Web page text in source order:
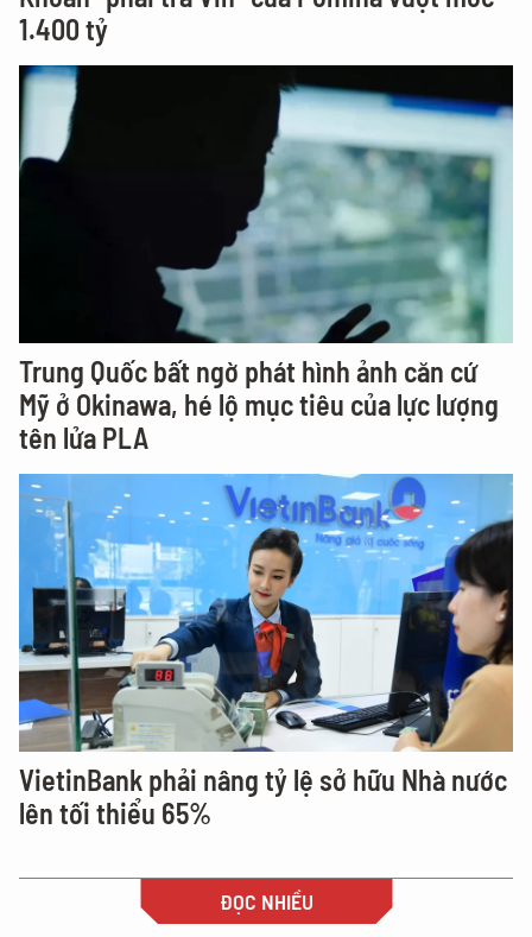
1.400 tỷ
Trung Quốc bất ngờ phát hình ảnh căn cứ
Mỹ ở Okinawa, hé lộ mục tiêu của lực lượng
tên lửa PLA
VietinBank phải nâng tỷ lệ sở hữu Nhà nước
lên tối thiểu 65%
ĐỌC NHIỀU